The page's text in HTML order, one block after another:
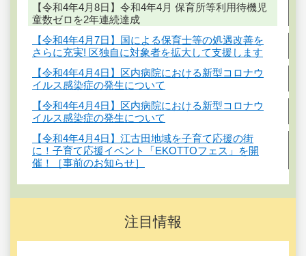
【令和4年4月8日】令和4年4月 保育所等利用待機児
童数ゼロを2年連続達成
【令和4年4月7日】国による保育士等の処遇改善を
さらに充実! 区独自に対象者を拡大して支援します
【令和4年4月4日】区内病院における新型コロナウ
イルス感染症の発生について
【令和4年4月4日】区内病院における新型コロナウ
イルス感染症の発生について
【令和4年4月4日】江古田地域を子育て応援の街
に！子育て応援イベント「EKOTTOフェス」を開
催！［事前のお知らせ］
注目情報